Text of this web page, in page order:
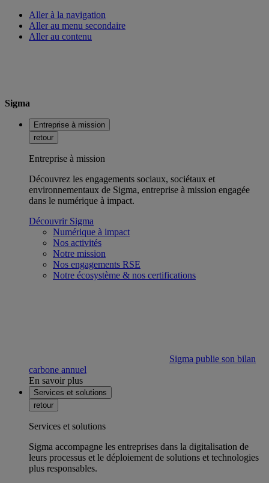
Aller à la navigation
Aller au menu secondaire
Aller au contenu
Sigma
Entreprise à mission
retour
Entreprise à mission
Découvrez les engagements sociaux, sociétaux et
environnementaux de Sigma, entreprise à mission engagée
dans le numérique à impact.
Découvrir Sigma
Numérique à impact
Nos activités
Notre mission
Nos engagements RSE
Notre écosystème & nos certifications
Sigma publie son bilan
carbone annuel
En savoir plus
Services et solutions
retour
Services et solutions
Sigma accompagne les entreprises dans la digitalisation de
leurs processus et le déploiement de solutions et technologies
plus responsables.